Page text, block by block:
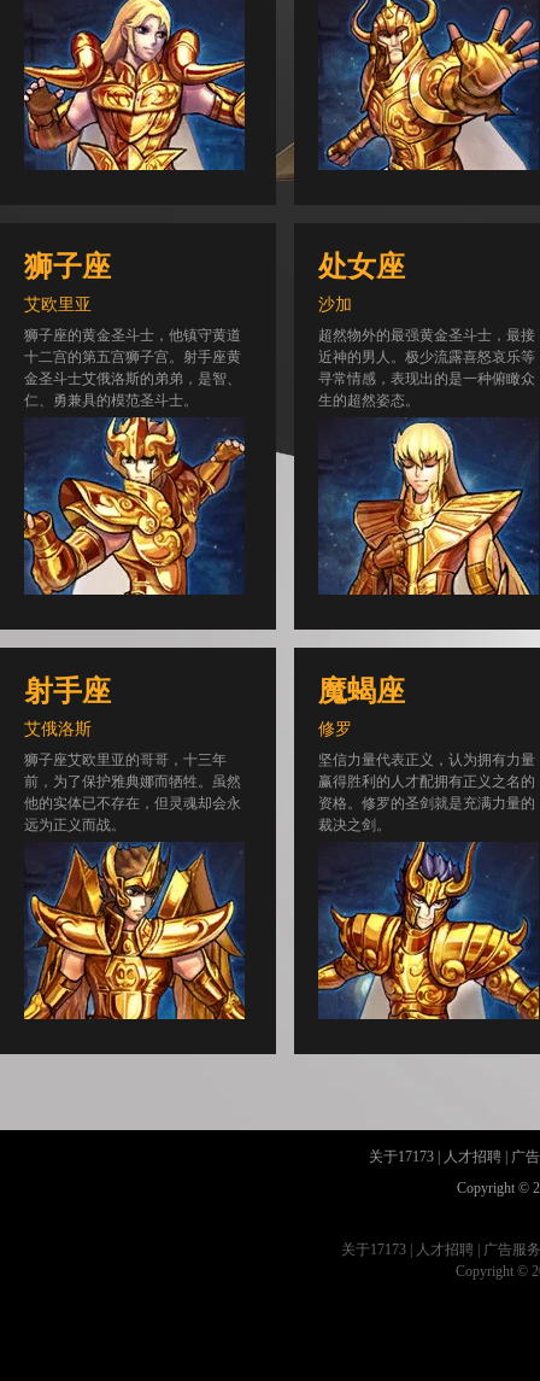
狮子座
艾欧里亚
狮子座的黄金圣斗士，他镇守黄道
十二宫的第五宫狮子宫。射手座黄
金圣斗士艾俄洛斯的弟弟，是智、
仁、勇兼具的模范圣斗士。
处女座
沙加
超然物外的最强黄金圣斗士，最接
近神的男人。极少流露喜怒哀乐等
寻常情感，表现出的是一种俯瞰众
生的超然姿态。
射手座
艾俄洛斯
狮子座艾欧里亚的哥哥，十三年
前，为了保护雅典娜而牺牲。虽然
他的实体已不存在，但灵魂却会永
远为正义而战。
魔蝎座
修罗
坚信力量代表正义，认为拥有力量
赢得胜利的人才配拥有正义之名的
资格。修罗的圣剑就是充满力量的
裁决之剑。
关于17173 人才招聘
广
Copyright ©
关于17173 人才招聘
广告服务
Copyright ©